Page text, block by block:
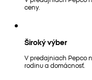
ceny.
Široký výber
V predajniach Pepco
rodinu a domácnosť.